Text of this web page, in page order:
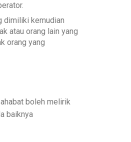
dimiliki kemudian
atau orang lain yang
orang yang
boleh melirik
baiknya